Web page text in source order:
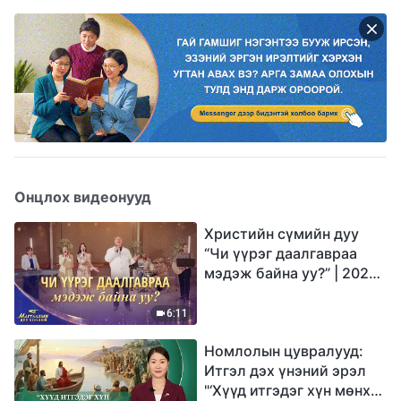
Онцлох видеонууд
6:11
Христийн сүмийн дуу
“Чи үүрэг даалгавраа
мэдэж байна уу?” | 2026
Номлолын цувралууд:
Итгэл дэх үнэний эрэл
"‘Хүүд итгэдэг хүн мөнх